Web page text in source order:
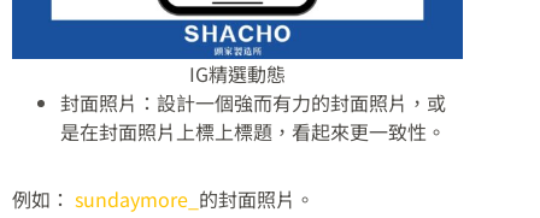
IG精選動態
封面照片：設計一個強而有力的封面照片，或
是在封面照片上標上標題，看起來更一致性。
例如： sundaymore_ 的封面照片。